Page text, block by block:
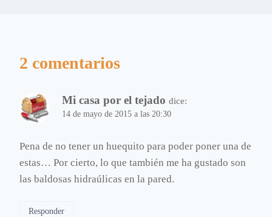
2 comentarios
Mi casa por el tejado dice:
14 de mayo de 2015 a las 20:30
Pena de no tener un huequito para poder poner una de
estas… Por cierto, lo que también me ha gustado son
las baldosas hidraúlicas en la pared.
Responder